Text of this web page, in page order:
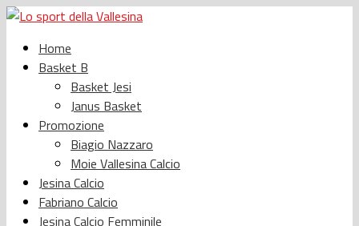
Home
Basket B
Basket Jesi
Janus Basket
Promozione
Biagio Nazzaro
Moie Vallesina Calcio
Jesina Calcio
Fabriano Calcio
Jesina Calcio Femminile